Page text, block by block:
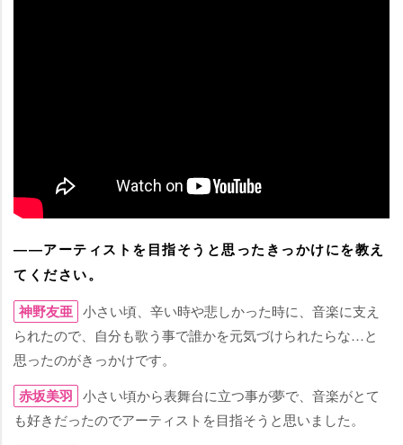
――アーティストを目指そうと思ったきっかけにを教え
てください。
神野友亜 小さい頃、辛い時や悲しかった時に、音楽に支え
られたので、自分も歌う事で誰かを元気づけられたらな…と
思ったのがきっかけです。
赤坂美羽 小さい頃から表舞台に立つ事が夢で、音楽がとて
も好きだったのでアーティストを目指そうと思いました。